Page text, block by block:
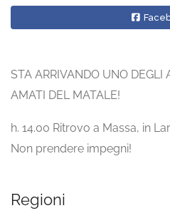
STA ARRIVANDO UNO DEGLI
AMATI DEL MATALE!
h. 14.00 Ritrovo a Massa, in
Non prendere impegni!
Regioni